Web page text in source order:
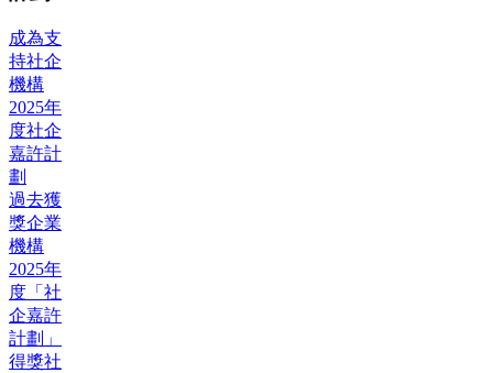
成為支
持社企
機構
2025年
度社企
嘉許計
劃
過去獲
獎企業
機構
2025年
度「社
企嘉許
計劃」
得獎社